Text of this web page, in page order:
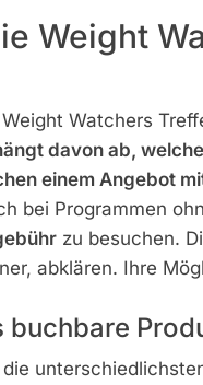
Weight
Watchers
davon ab,
einem Angebot
bei Programmen
zu besuchen.
abklären. Ihre
buchbare